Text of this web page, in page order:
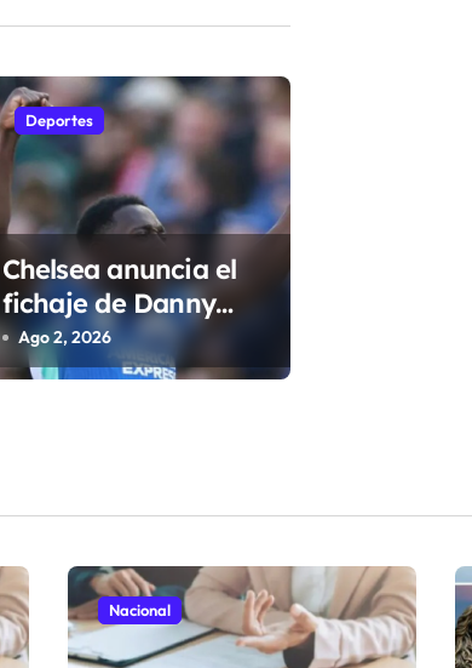
Deportes
Chelsea anuncia el
fichaje de Danny
Welbeck para la
próxima temporada
Ago 2, 2026
Nacional